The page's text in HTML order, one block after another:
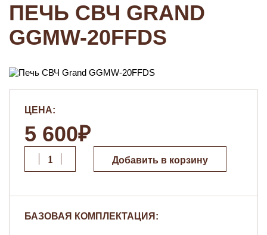
ПЕЧЬ СВЧ GRAND
GGMW-20FFDS
ЦЕНА:
5 600₽
Добавить в корзину
БАЗОВАЯ КОМПЛЕКТАЦИЯ: